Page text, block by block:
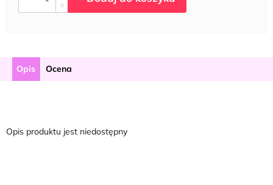
Opis Ocena
Opis produktu jest niedostępny